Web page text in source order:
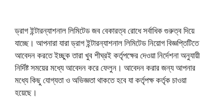
ড্রাগ ইন্টারন্যাশনাল লিমিটেড জব বেকারত্ব রোধে সর্বাধিক গুরুত্ব দিয়ে
যাচ্ছে। আপনারা যারা ড্রাগ ইন্টারন্যাশনাল লিমিটেড নিয়োগ বিজ্ঞপ্তিটিতে
আবেদন করতে ইচ্ছুক তারা খুব শীঘ্রই কর্তৃপক্ষের দেওয়া নির্দেশনা অনুযায়ী
নির্দিষ্ট সময়ের মধ্যে আবেদন করে ফেলুন। আবেদন করার জন্য আপনার
মধ্যে কিছু যোগ্যতা ও অভিজ্ঞতা থাকতে হবে যা কর্তৃপক্ষ কর্তৃক চাওয়া
হয়েছে।